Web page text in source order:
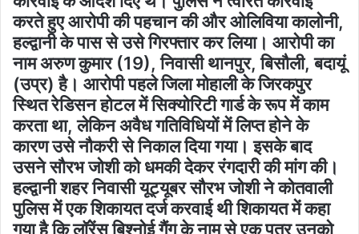
करते हुए आरोपी की पहचान की और ओलिविया कालोनी,
हल्द्वानी के पास से उसे गिरफ्तार कर लिया। आरोपी का
नाम अरुण कुमार (19), निवासी थानपुर, बिसौली, बदायूं
(उप्र) है। आरोपी पहले जिला मोहाली के जिरकपुर
स्थित रेडिसन होटल में सिक्योरिटी गार्ड के रूप में काम
करता था, लेकिन अवैध गतिविधियों में लिप्त होने के
कारण उसे नौकरी से निकाल दिया गया। इसके बाद
उसने सौरभ जोशी को धमकी देकर रंगदारी की मांग की।
हल्द्वानी शहर निवासी यूट्यूबर सौरभ जोशी ने कोतवाली
पुलिस में एक शिकायत दर्ज करवाई थी शिकायत में कहा
गया है कि लॉरेंस बिश्नोई गैंग के नाम से एक पत्र उनको